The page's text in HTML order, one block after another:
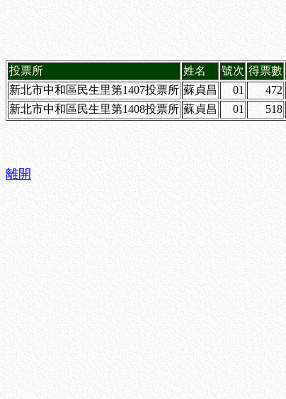
投票所 姓名 號次 得票數
新北市中和區民生里第1407投票所 蘇貞昌 01 472
新北市中和區民生里第1408投票所 蘇貞昌 01 518
離開